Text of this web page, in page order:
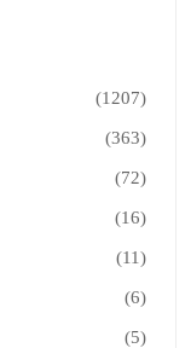
(1207)
(363)
(72)
(16)
(11)
(6)
(5)